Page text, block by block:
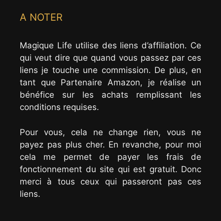
A NOTER
Magique Life utilise des liens d’affiliation. Ce
qui veut dire que quand vous passez par ces
liens je touche une commission. De plus, en
tant que Partenaire Amazon, je réalise un
bénéfice sur les achats remplissant les
conditions requises.
Pour vous, cela ne change rien, vous ne
payez pas plus cher. En revanche, pour moi
cela me permet de payer les frais de
fonctionnement du site qui est gratuit. Donc
merci à tous ceux qui passeront pas ces
liens.